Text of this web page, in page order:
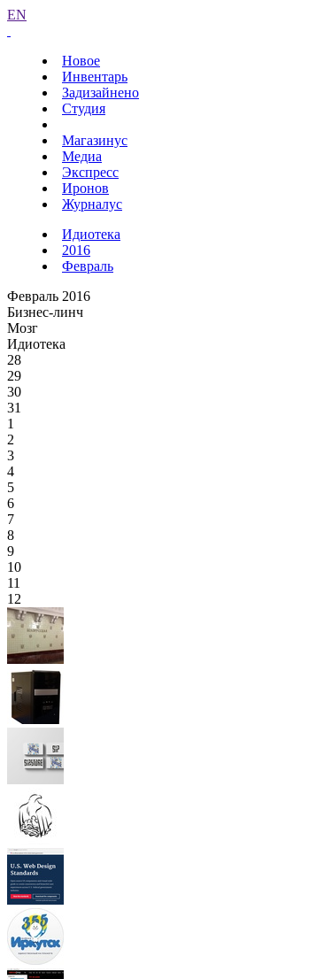
EN
Новое
Инвентарь
Задизайнено
Студия
Магазинус
Медиа
Экспресс
Иронов
Журналус
Идиотека
2016
Февраль
Февраль 2016
Бизнес-линч
Мозг
Идиотека
28
29
30
31
1
2
3
4
5
6
7
8
9
10
11
12